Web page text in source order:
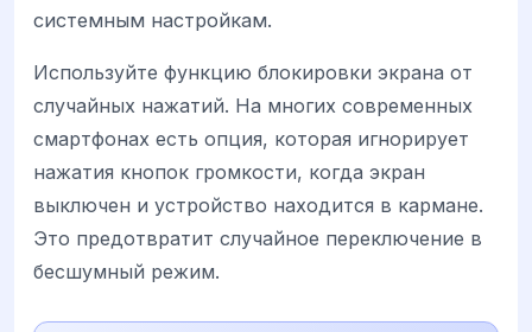
системным настройкам.
Используйте функцию блокировки экрана от
случайных нажатий. На многих современных
смартфонах есть опция, которая игнорирует
нажатия кнопок громкости, когда экран
выключен и устройство находится в кармане.
Это предотвратит случайное переключение в
бесшумный режим.